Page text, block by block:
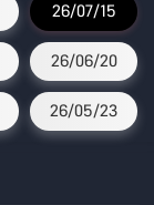
26/07/15
26/06/20
26/05/23